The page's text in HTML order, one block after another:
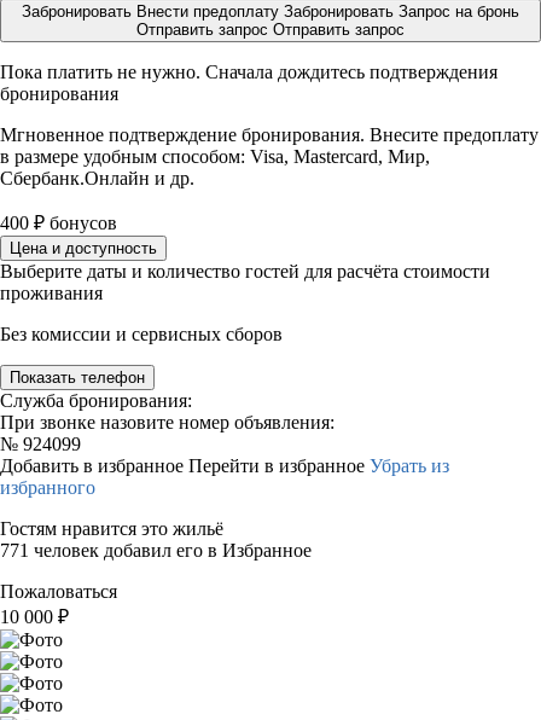
Забронировать Внести предоплату Забронировать Запрос на бронь
Отправить запрос Отправить запрос
Пока платить не нужно. Сначала дождитесь подтверждения
бронирования
Мгновенное подтверждение бронирования. Внесите предоплату
в размере удобным способом: Visa, Mastercard, Мир,
Сбербанк.Онлайн и др.
400 ₽ бонусов
Цена и доступность
Выберите даты и количество гостей для расчёта стоимости
проживания
Без комиссии и сервисных сборов
Показать телефон
Служба бронирования:
При звонке назовите номер объявления:
№ 924099
Добавить в избранное Перейти в избранное Убрать из
избранного
Гостям нравится это жильё
771 человек добавил его в Избранное
Пожаловаться
10 000 ₽